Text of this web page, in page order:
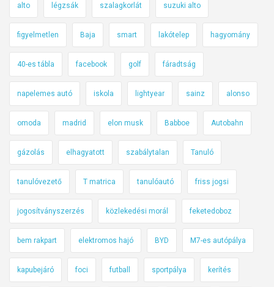
alto légzsák szalagkorlát suzuki alto
figyelmetlen Baja smart lakótelep hagyomány
40-es tábla facebook golf fáradtság
napelemes autó iskola lightyear sainz alonso
omoda madrid elon musk Babboe Autobahn
gázolás elhagyatott szabálytalan Tanuló
tanulóvezető T matrica tanulóautó friss jogsi
jogosítványszerzés közlekedési morál feketedoboz
bem rakpart elektromos hajó BYD M7-es autópálya
kapubejáró foci futball sportpálya kerítés